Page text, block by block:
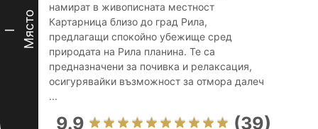
I Място
намират в живописната местност
Картарница близо до град Рила,
предлагащи спокойно убежище сред
природата на Рила планина. Те са
предназначени за почивка и релаксация,
осигурявайки възможност за отмора далеч
...
9.9 (39)